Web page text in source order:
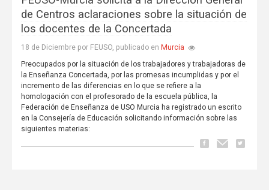
de Centros aclaraciones sobre la situación de
los docentes de la Concertada
18 de Diciembre por FEUSO, publicado en Murcia
Preocupados por la situación de los trabajadores y trabajadoras de
la Enseñanza Concertada, por las promesas incumplidas y por el
incremento de las diferencias en lo que se refiere a la
homologación con el profesorado de la escuela pública, la
Federación de Enseñanza de USO Murcia ha registrado un escrito
en la Consejería de Educación solicitando información sobre las
siguientes materias: